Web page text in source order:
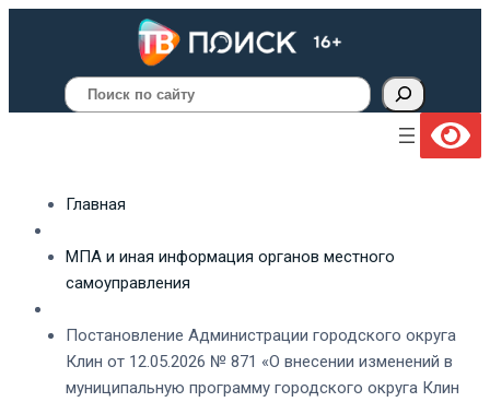
Поиск
Главная
МПА и иная информация органов местного
самоуправления
Постановление Администрации городского округа
Клин от 12.05.2026 № 871 «О внесении изменений в
муниципальную программу городского округа Клин